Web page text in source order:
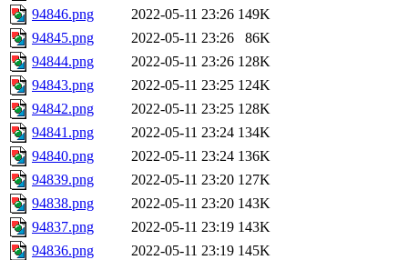
94846.png
2022-05-11 23:26 149K
94845.png
2022-05-11 23:26
86K
94844.png
2022-05-11 23:26 128K
94843.png
2022-05-11 23:25 124K
94842.png
2022-05-11 23:25 128K
94841.png
2022-05-11 23:24 134K
94840.png
2022-05-11 23:24 136K
94839.png
2022-05-11 23:20 127K
94838.png
2022-05-11 23:20 143K
94837.png
2022-05-11 23:19 143K
94836.png
2022-05-11 23:19 145K